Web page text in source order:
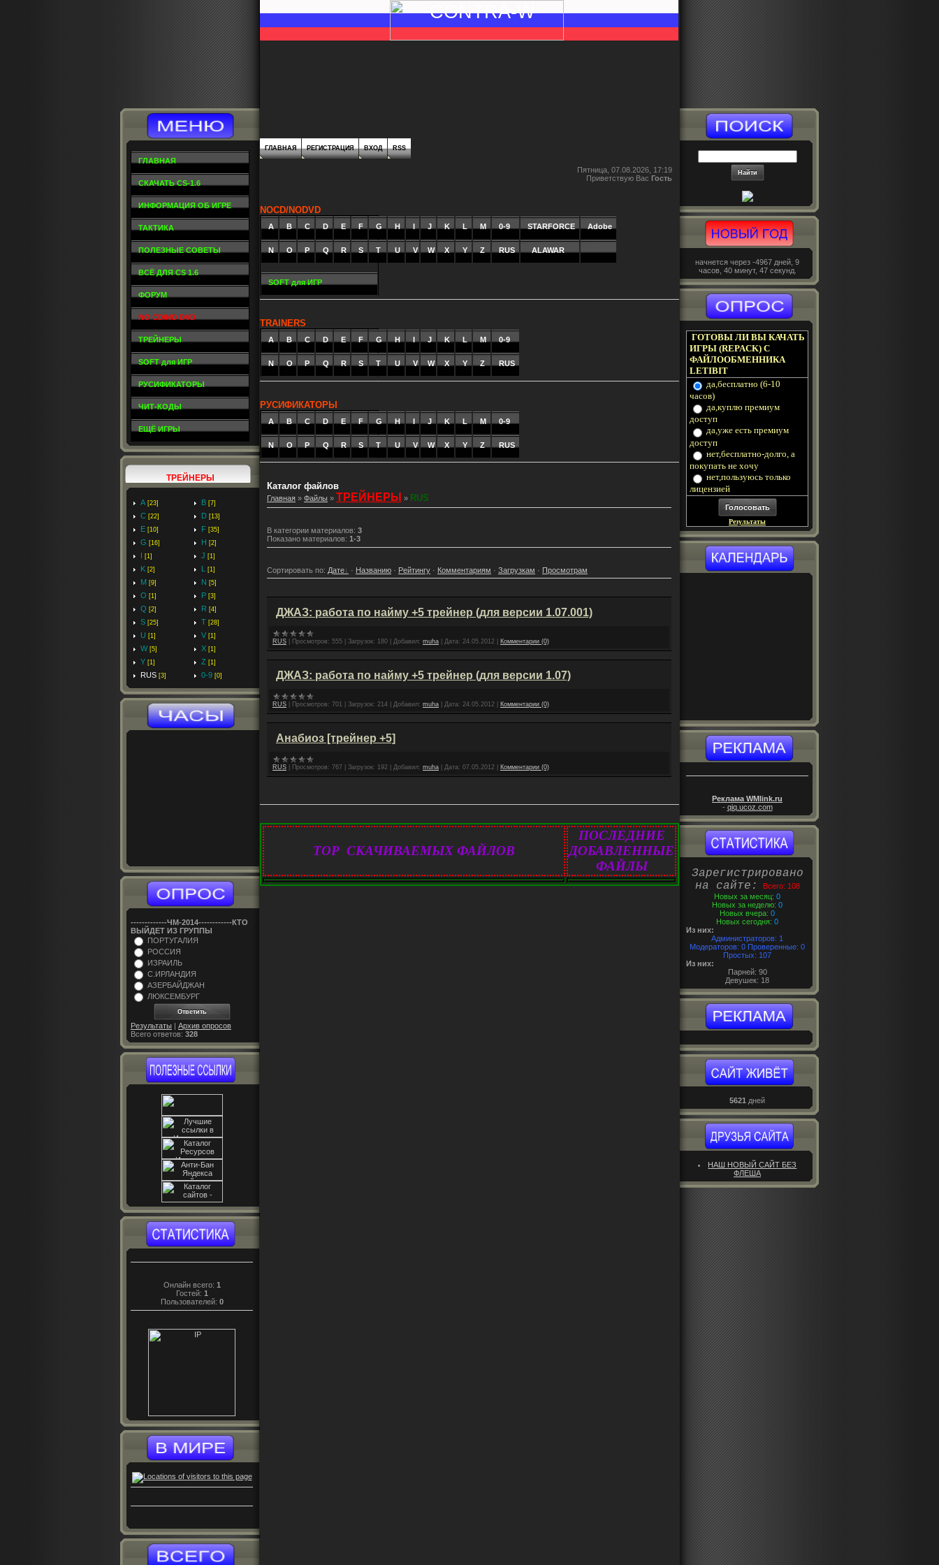
ГЛАВНАЯ
СКАЧАТЬ CS-1.6
ИНФОРМАЦИЯ ОБ ИГРЕ
ТАКТИКА
ПОЛЕЗНЫЕ СОВЕТЫ
ВСЁ ДЛЯ CS 1.6
ФОРУМ
NO CD/NO DVD
ТРЕЙНЕРЫ
SOFT для ИГР
РУСИФИКАТОРЫ
ЧИТ-КОДЫ
ЕЩЁ ИГРЫ
ТРЕЙНЕРЫ
A [23] B [7]
C [22] D [13]
E [10] F [35]
G [16] H [2]
I [1] J [1]
K [2] L [1]
M [9] N [5]
O [1] P [3]
Q [2] R [4]
S [25] T [28]
U [1] V [1]
W [5] X [1]
Y [1] Z [1]
RUS [3] 0-9 [0]
-------------ЧM-2014------------КТО
ВЫЙДЕТ ИЗ ГРУППЫ
ПОРТУГАЛИЯ
РОССИЯ
ИЗРАИЛЬ
С.ИРЛАНДИЯ
АЗЕРБАЙДЖАН
ЛЮКСЕМБУРГ
Результаты | Архив опросов
Всего ответов: 328
Онлайн всего: 1
Гостей: 1
Пользователей: 0
ГЛАВНАЯ РЕГИСТРАЦИЯ ВХОД RSS
Пятница, 07.08.2026, 17:19
Приветствую Вас Гость
NOCD/NODVD
A B C D E F G H I J K L M 0-9 STARFORCE Adobe
N O P Q R S T U V W X Y Z RUS ALAWAR
SOFT для ИГР
TRAINERS
A B C D E F G H J K L M 0-9
N O P Q R S T U V W X Y Z RUS
РУСИФИКАТОРЫ
A B C D E F G H I J K L M 0-9
N O P Q R S T U V W X Y Z RUS
Каталог файлов
Главная » Файлы » ТРЕЙНЕРЫ » RUS
В категории материалов: 3
Показано материалов: 1-3
Сортировать по: Дате · Названию · Рейтингу · Комментариям · Загрузкам · Просмотрам
ДЖАЗ: работа по найму +5 трейнер (для версии 1.07.001)
RUS Просмотров: 555 Загрузок: 180 Добавил: muha Дата: 24.05.2012 Комментарии (0)
ДЖАЗ: работа по найму +5 трейнер (для версии 1.07)
RUS Просмотров: 701 Загрузок: 214 Добавил: muha Дата: 24.05.2012 Комментарии (0)
Анабиоз [трейнер +5]
RUS Просмотров: 767 Загрузок: 192 Добавил: muha Дата: 07.05.2012 Комментарии (0)
TOP СКАЧИВАЕМЫХ ФАЙЛОВ
ПОСЛЕДНИЕ
ДОБАВЛЕННЫЕ
ФАЙЛЫ
начнется через -4967 дней, 9
часов, 40 минут, 47 секунд.
ГОТОВЫ ЛИ ВЫ КАЧАТЬ
ИГРЫ (REPACK) С
ФАЙЛООБМЕННИКА
LETIBIT
да,бесплатно (6-10
часов)
да,куплю премиум
доступ
да,уже есть премиум
доступ
нет,бесплатно-долго, а
покупать не хочу
нет,пользуюсь только
лицензией
Результаты
Реклама WMlink.ru
- qiq.ucoz.com
Зарегистрировано
на сайте:
Всего: 108
Новых за месяц: 0
Новых за неделю: 0
Новых вчера: 0
Новых сегодня: 0
Из них:
Администраторов: 1
Модераторов: 0 Проверенные: 0
Простых: 107
Из них:
Парней: 90
Девушек: 18
5621 дней
НАШ НОВЫЙ САЙТ БЕЗ
ФЛЕША